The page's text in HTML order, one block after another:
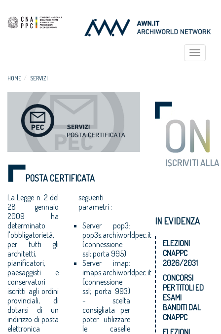
Toggle
HOME SERVIZI
POSTA CERTIFICATA
La Legge n. 2 del
28 gennaio
2009 ha
determinato
l'obbligatorietà,
per tutti gli
architetti,
pianificatori,
paesaggisti e
conservatori
iscritti agli ordini
provinciali, di
dotarsi di un
indirizzo di posta
elettronica
seguenti
parametri :
Server pop3:
pop3s.archiworldpec.it
(connessione
ssl; porta 995)
Server imap:
imaps.archiworldpec.it
(connessione
ssl; porta 993)
- scelta
consigliata per
poter utilizzare
le caselle
IN EVIDENZA
ELEZIONI
CNAPPC
2026/2031
CONCORSI
PER TITOLI ED
ESAMI
BANDITI DAL
CNAPPC
ELEZIONI